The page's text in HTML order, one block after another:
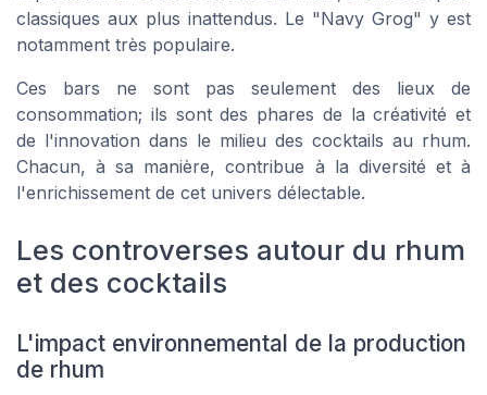
classiques aux plus inattendus. Le "Navy Grog" y est
notamment très populaire.
Ces bars ne sont pas seulement des lieux de
consommation; ils sont des phares de la créativité et
de l'innovation dans le milieu des cocktails au rhum.
Chacun, à sa manière, contribue à la diversité et à
l'enrichissement de cet univers délectable.
Les controverses autour du rhum
et des cocktails
L'impact environnemental de la production
de rhum